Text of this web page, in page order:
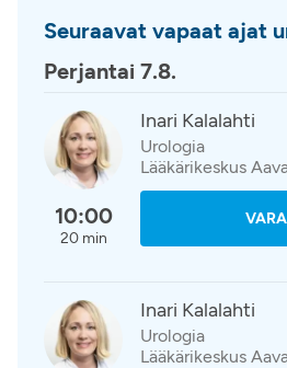
Seuraavat vapaat ajat
Perjantai 7.8.
10:00
20 min
Inari Kalalahti
Urologia
Lääkärikeskus
Inari Kalalahti
Urologia
Lääkärikeskus